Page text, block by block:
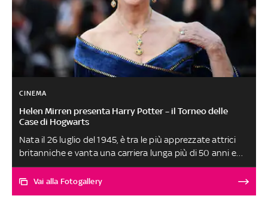
CINEMA
Helen Mirren presenta Harry Potter – il Torneo delle
Case di Hogwarts
Nata il 26 luglio del 1945, è tra le più apprezzate attrici
britanniche e vanta una carriera lunga più di 50 anni e
un palmarès da leggenda. E sarà lei a condurre 'Harry
Potter – il Torneo delle Case di Hogwarts', il quiz show in
Vai alla Fotogallery